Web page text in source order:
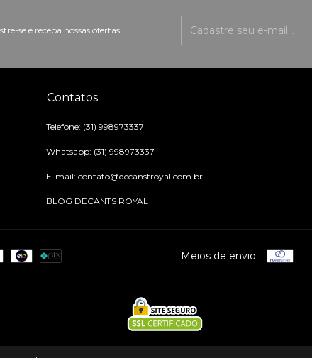
se e receba nossas ofertas.
Contatos
Telefone: (31) 998973337
Whatsapp: (31) 998973337
E-mail: contato@decanstroyal.com.br
BLOG DECANTS ROYAL
Meios de envio